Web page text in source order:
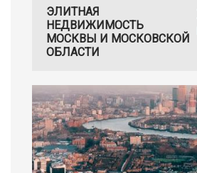
ЭЛИТНАЯ
НЕДВИЖИМОСТЬ
МОСКВЫ И МОСКОВСКОЙ
ОБЛАСТИ